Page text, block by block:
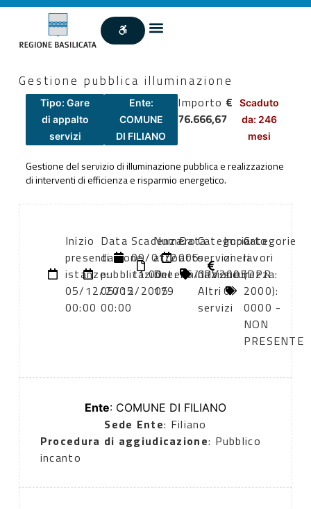
Gestione pubblica illuminazione
Tipo: Gare
di appalto
servizi
Ente:
COMUNE
DI FILIANO
Importo €
76.666,67
Scaduto
da: 246
mesi
Gestione del servizio di illuminazione pubblica e realizzazione
di interventi di efficienza e risparmio energetico.
Inizio
presentazione
istanze:
05/12/2005
00:00
Data
di
pubblicazione:
05/12/2005
00:00
Scadenza:
09/01/2006
11:00
Numero
atto:
Determinazione
179
Data
atto:
16/11/2005
Categoria
servizi
CPV:
Altri
servizi
Importo
oneri
sicurezza:
0
Categorie
lavori
(DPR
2000):
0000 -
NON
PRESENTE
Ente: COMUNE DI FILIANO
Sede Ente: Filiano
Procedura di aggiudicazione: Pubblico
incanto